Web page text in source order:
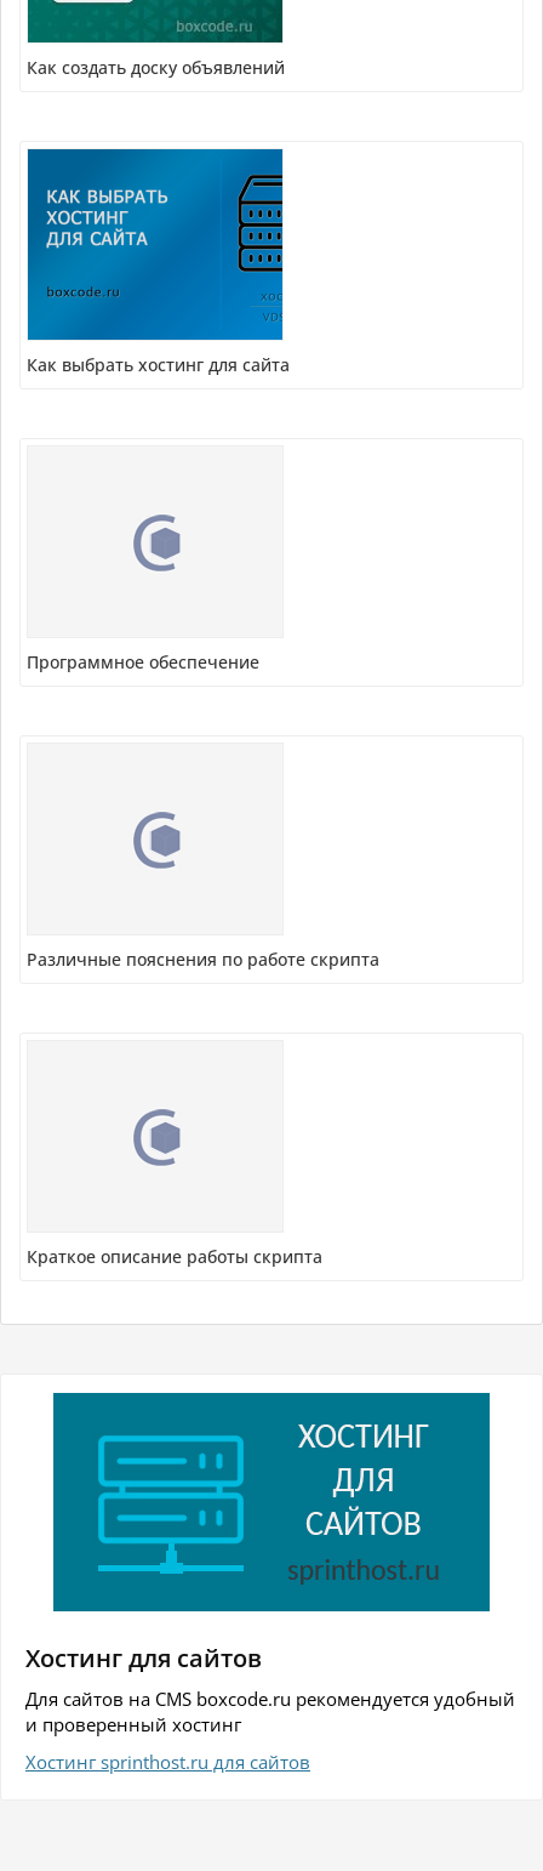
Как создать доску объявлений
Как выбрать хостинг для сайта
Программное обеспечение
Различные пояснения по работе скрипта
Краткое описание работы скрипта
Хостинг для сайтов
Для сайтов на CMS boxcode.ru рекомендуется удобный
и проверенный хостинг
Хостинг sprinthost.ru для сайтов